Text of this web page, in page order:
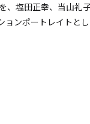
、塩田正幸、当山礼
ンポートレイトとし